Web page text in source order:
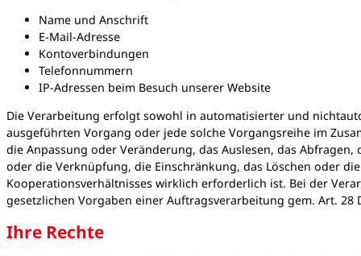
Name und Anschrift
E-Mail-Adresse
Kontoverbindungen
Telefonnummern
IP-Adressen beim Besuch unserer Website
Die Verarbeitung erfolgt sowohl in automatisierter und
ausgeführten Vorgang oder jede solche Vorgangsreihe im
die Anpassung oder Veränderung, das Auslesen, das
oder die Verknüpfung, die Einschränkung, das Löschen oder
Kooperationsverhältnisses wirklich erforderlich ist. Bei der
gesetzlichen Vorgaben einer Auftragsverarbeitung gem. Art. 28
Ihre Rechte